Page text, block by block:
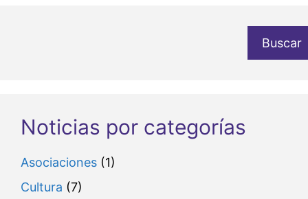
Buscar
Noticias por categorías
Asociaciones (1)
Cultura (7)